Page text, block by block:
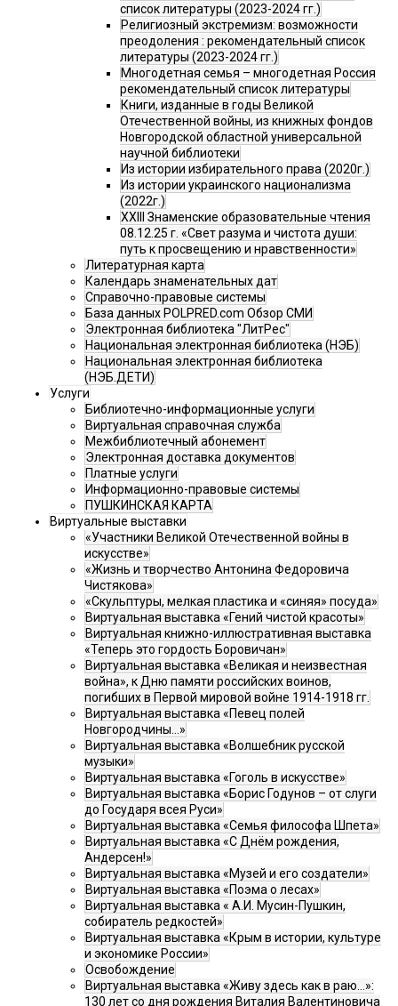
список литературы (2023-2024 гг.)
Религиозный экстремизм: возможности
преодоления : рекомендательный список
литературы (2023-2024 гг.)
Многодетная семья – многодетная Россия
рекомендательный список литературы
Книги, изданные в годы Великой
Отечественной войны, из книжных фондов
Новгородской областной универсальной
научной библиотеки
Из истории избирательного права (2020г.)
Из истории украинского национализма
(2022г.)
XXIII Знаменские образовательные чтения
08.12.25 г. «Свет разума и чистота души:
путь к просвещению и нравственности»
Литературная карта
Календарь знаменательных дат
Справочно-правовые системы
База данных POLPRED.com Обзор СМИ
Электронная библиотека "ЛитРес"
Национальная электронная библиотека (НЭБ)
Национальная электронная библиотека
(НЭБ.ДЕТИ)
Услуги
Библиотечно-информационные услуги
Виртуальная справочная служба
Межбиблиотечный абонемент
Электронная доставка документов
Платные услуги
Информационно-правовые системы
ПУШКИНСКАЯ КАРТА
Виртуальные выставки
«Участники Великой Отечественной войны в
искусстве»
«Жизнь и творчество Антонина Федоровича
Чистякова»
«Скульптуры, мелкая пластика и «синяя» посуда»
Виртуальная выставка «Гений чистой красоты»
Виртуальная книжно-иллюстративная выставка
«Теперь это гордость Боровичан»
Виртуальная выставка «Великая и неизвестная
война», к Дню памяти российских воинов,
погибших в Первой мировой войне 1914-1918 гг.
Виртуальная выставка «Певец полей
Новгородчины…»
Виртуальная выставка «Волшебник русской
музыки»
Виртуальная выставка «Гоголь в искусстве»
Виртуальная выставка «Борис Годунов – от слуги
до Государя всея Руси»
Виртуальная выставка «Семья философа Шпета»
Виртуальная выставка «С Днём рождения,
Андерсен!»
Виртуальная выставка «Музей и его создатели»
Виртуальная выставка «Поэма о лесах»
Виртуальная выставка « А.И. Мусин-Пушкин,
собиратель редкостей»
Виртуальная выставка «Крым в истории, культуре
и экономике России»
Освобождение
Виртуальная выставка «Живу здесь как в раю…»:
130 лет со дня рождения Виталия Валентиновича